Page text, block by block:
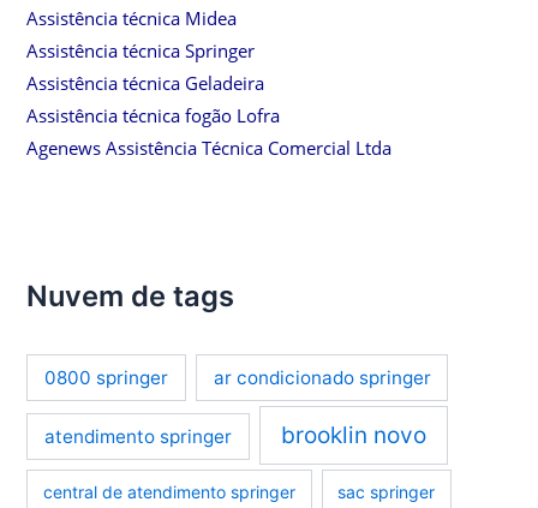
Assistência técnica Midea
Assistência técnica Springer
Assistência técnica Geladeira
Assistência técnica fogão Lofra
Agenews Assistência Técnica Comercial Ltda
Nuvem de tags
0800 springer ar condicionado springer
atendimento springer brooklin novo
central de atendimento springer sac springer